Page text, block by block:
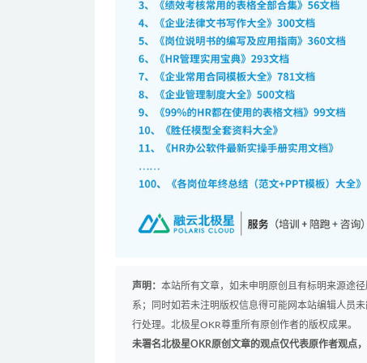
声明： 本站所有文章，如未申明原创且有标明来源途
系；同时如若未注明版权信息得可能网本站编辑人员
行处理。北极星OKR尊重所有原创作者的版权成果。
未署名北极星OKR原创文章的观点仅代表原作者观点